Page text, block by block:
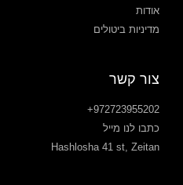
אודות
מדיניות ביטולים
צור קשר
972723955202+
כתבו לנו מייל
Hashlosha 41 st, Zeitan